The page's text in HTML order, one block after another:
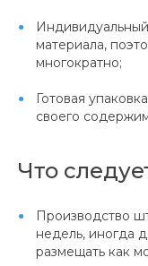
материала,
многократно;
Готовая
своего
Что
Производство
недель, иногда
размещать как